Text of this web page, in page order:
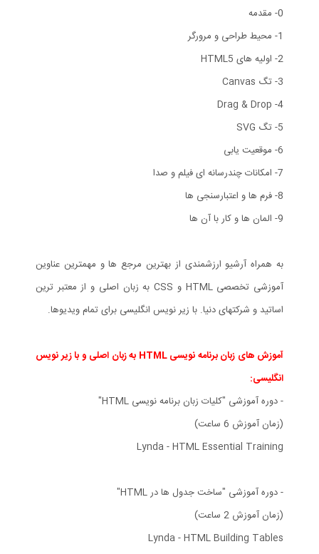
0- مقدمه
1- محیط طراحی و مرورگر
2- اولیه های HTML5
3- تگ Canvas
4- Drag & Drop
5- تگ SVG
6- موقعیت یابی
7- امکانات چندرسانه ای فیلم و صدا
8- فرم ها و اعتبارسنجی ها
9- المان ها و کار با آن ها
به همراه آرشیو ارزشمندی از بهترین مرجع ها و مهمترین عناوین
آموزشی تخصصی HTML و CSS به زبان اصلی و از معتبر ترین
اساتید و شرکتهای دنیا. با زیر نویس انگلیسی برای تمام ویدیوها.
آموزش های زبان برنامه نویسی HTML به زبان اصلی و با زیر نویس
انگلیسی:
- دوره آموزشی "کلیات زبان برنامه نویسی HTML"
(زمان آموزش 6 ساعت)
Lynda - HTML Essential Training
- دوره آموزشی "ساخت جدول ها در HTML"
(زمان آموزش 2 ساعت)
Lynda - HTML Building Tables